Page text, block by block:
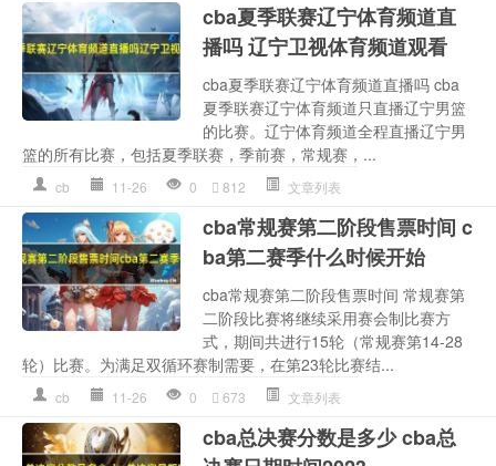
cba夏季联赛辽宁体育频道直
播吗 辽宁卫视体育频道观看
cba夏季联赛辽宁体育频道直播吗 cba
夏季联赛辽宁体育频道只直播辽宁男篮
的比赛。辽宁体育频道全程直播辽宁男
篮的所有比赛，包括夏季联赛，季前赛，常规赛，...
cb 11-26 0 812 文章列表
cba常规赛第二阶段售票时间 c
ba第二赛季什么时候开始
cba常规赛第二阶段售票时间 常规赛第
二阶段比赛将继续采用赛会制比赛方
式，期间共进行15轮（常规赛第14-28
轮）比赛。为满足双循环赛制需要，在第23轮比赛结...
cb 11-26 0 673 文章列表
cba总决赛分数是多少 cba总